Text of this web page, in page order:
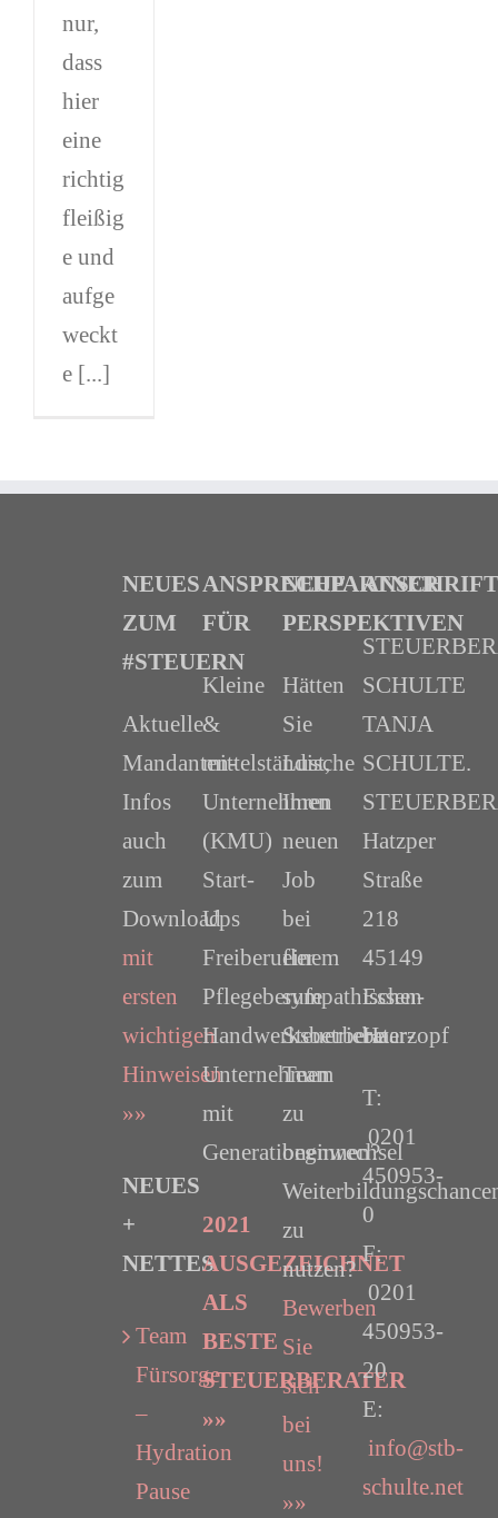
nur,
dass
hier
eine
richtig
fleißig
e und
aufge
weckt
e [...]
NEUES
ZUM
#STEUERN
Aktuelle
Mandanten-
Infos
auch
zum
Download
mit
ersten
wichtigen
Hinweisen
»»
NEUES
+
NETTES
Team
Fürsorge
–
Hydration
Pause
ANSPRECHPARTNER
FÜR
Kleine
&
mittelständische
Unternehmen
(KMU)
Start-
Ups
Freiberufler
Pflegeberufe
Handwerksbetriebe
Unternehmen
mit
Generationenwechsel
2021
AUSGEZEICHNET
ALS
BESTE
STEUERBERATER
»»
NEUE
PERSPEKTIVEN
Hätten
Sie
Lust,
Ihren
neuen
Job
bei
einem
sympathischen
Steuerberater-
Team
zu
beginnen?
zu
nutzen?
Bewerben
Sie
sich
bei
uns!
»»
ANSCHRIFT
SCHULTE
TANJA
SCHULTE.
Hatzper
Straße
218
45149
Essen-
Haarzopf
T:
0201
450953-
0
F:
0201
450953-
20
E:
info@stb-
schulte.net